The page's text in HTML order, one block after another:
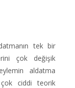
tek bir
çok değişik
aldatma
çok ciddi teorik